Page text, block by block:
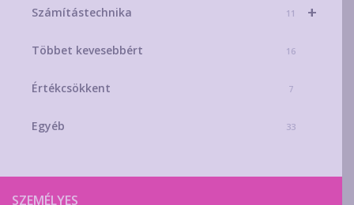
+
Számítástechnika 11
Többet kevesebbért 16
Értékcsökkent 7
Egyéb 33
SZEMÉLYES